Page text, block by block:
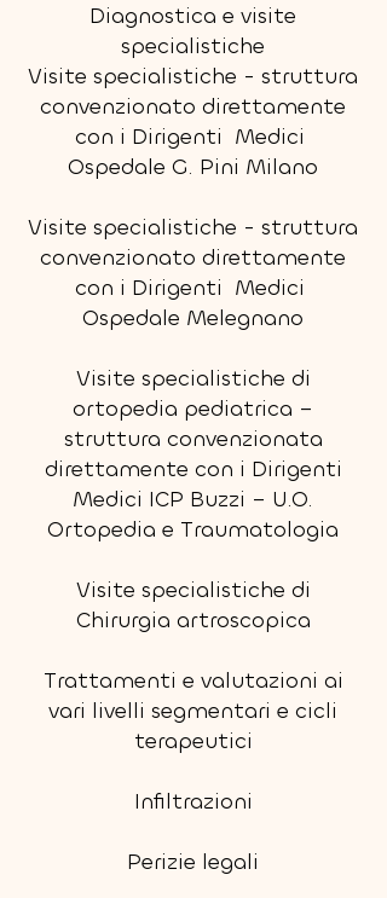
Diagnostica e visite
specialistiche
Visite specialistiche - struttura
convenzionato direttamente
con i Dirigenti Medici
Ospedale G. Pini Milano
Visite specialistiche - struttura
convenzionato direttamente
con i Dirigenti Medici
Ospedale Melegnano
Visite specialistiche di
ortopedia pediatrica –
struttura convenzionata
direttamente con i Dirigenti
Medici ICP Buzzi – U.O.
Ortopedia e Traumatologia
Visite specialistiche di
Chirurgia artroscopica
Trattamenti e valutazioni ai
vari livelli segmentari e cicli
terapeutici
Infiltrazioni
Perizie legali